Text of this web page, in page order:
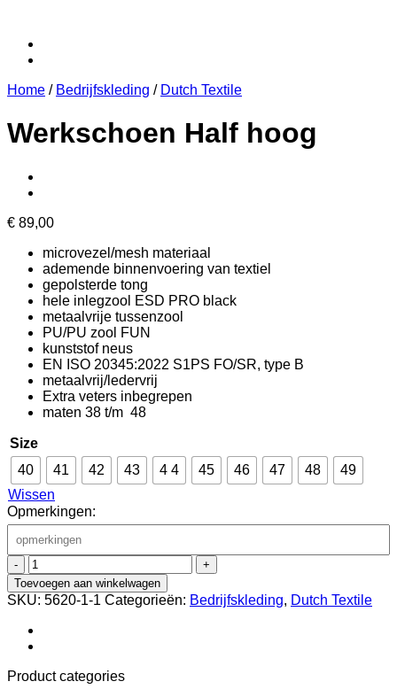
Home / Bedrijfskleding / Dutch Textile
Werkschoen Half hoog
€ 89,00
microvezel/mesh materiaal
ademende binnenvoering van textiel
gepolsterde tong
hele inlegzool ESD PRO black
metaalvrije tussenzool
PU/PU zool FUN
kunststof neus
EN ISO 20345:2022 S1PS FO/SR, type B
metaalvrij/ledervrij
Extra veters inbegrepen
maten 38 t/m 48
Size
40
41 42 43 4 4 45 46 47 48
49
Wissen
Opmerkingen:
Toevoegen aan winkelwagen
SKU: 5620-1-1 Categorieën: Bedrijfskleding, Dutch Textile
Product categories